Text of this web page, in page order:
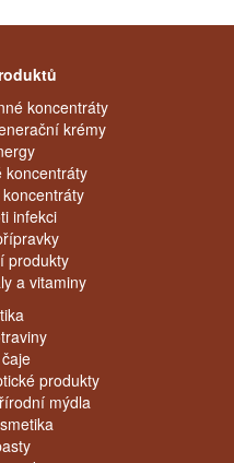
koncentráty
krémy
koncentráty
infekci
produkty
a vitaminy
produkty
mýdla